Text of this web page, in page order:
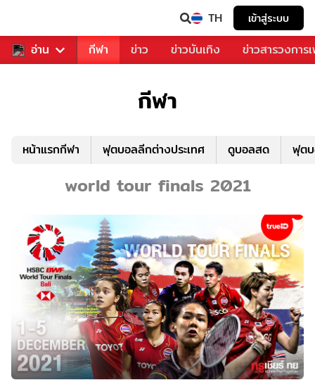
TH เข้าสู่ระบบ
อ่าน
สำหรับคุณ กีฬา ข่าว ข่าวบันเทิง ข่าวสารวงการ
กีฬา
หน้าแรกกีฬา ฟุตบอลลีกต่างประเทศ ดูบอลสด ฟุต
world tour finals 2021